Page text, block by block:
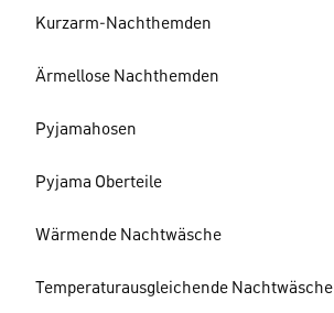
Kurzarm-Nachthemden
Ärmellose Nachthemden
Pyjamahosen
Pyjama Oberteile
Wärmende Nachtwäsche
Temperaturausgleichende Nachtwäsche